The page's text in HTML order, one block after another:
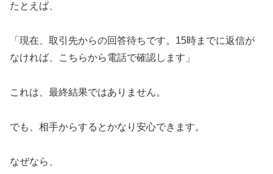
たとえば、
「現在、取引先からの回答待ちです。15時までに返信が
なければ、こちらから電話で確認します」
これは、最終結果ではありません。
でも、相手からするとかなり安心できます。
なぜなら、